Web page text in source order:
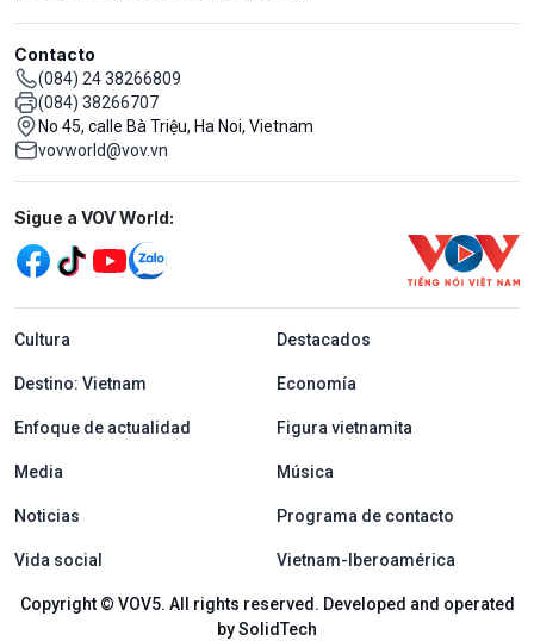
Contacto
(084) 24 38266809
(084) 38266707
No 45, calle Bà Triệu, Ha Noi, Vietnam
vovworld@vov.vn
Mạng xã hội
Sigue a VOV World:
menu footer tiếng Tây ban nha
Cultura Destacados
Destino: Vietnam Economía
Enfoque de actualidad Figura vietnamita
Media Música
Noticias Programa de contacto
Vida social Vietnam-Iberoamérica
Copyright © VOV5. All rights reserved. Developed and operated
by SolidTech